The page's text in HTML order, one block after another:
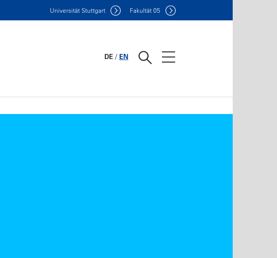
Universität Stuttgart Fakultät05
DE / EN